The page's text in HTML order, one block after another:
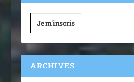
Je m'inscris
ARCHIVES